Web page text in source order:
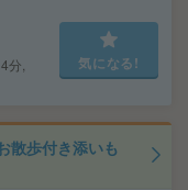
分,
気になる!
散歩付き添いも